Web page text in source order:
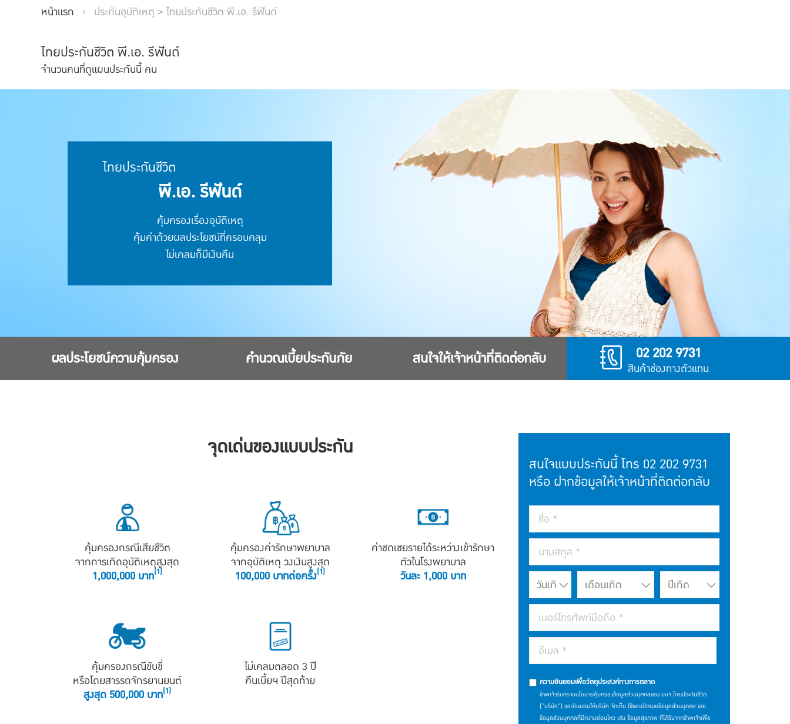
หน้าแรก ประกันอุบัติเหตุ > ไทยประกันชีวิต พี.เอ. รีฟันด์
ไทยประกันชีวิต พี.เอ. รีฟันด์
จำนวนคนที่ดูแผนประกันนี้คน
ไทยประกันชีวิต
พี.เอ. รีฟันด์
คุ้มครองเรื่องอุบัติเหตุ
คุ้มค่าด้วยผลประโยชน์ที่ครอบคลุม
ไม่เคลมก็มีเงินคืน
ผลประโยชน์ความคุ้มครอง คำนวณเบี้ยประกันภัย สนใจให้เจ้าหน้าที่ติดต่อกลับ 02 202 9731
สินค้าช่องทางตัวแทน
จุดเด่นของแบบประกัน
คุ้มครองกรณีเสียชีวิต
จากการเกิดอุบัติเหตุสูงสุด
1,000,000 บาท(1)
คุ้มครองค่ารักษาพยาบาล
จากอุบัติเหตุ วงเงินสูงสุด
100,000 บาทต่อครั้ง(1)
ค่าชดเชยรายได้ระหว่างเข้ารักษา
ตัวในโรงพยาบาล
วันละ 1,000 บาท
คุ้มครองกรณีขับขี่
หรือโดยสารรถจักรยานยนต์
สูงสุด 500,000 บาท(1)
ไม่เคลมตลอด 3 ปี
คืนเบี้ยฯ ปีสุดท้าย
สนใจแบบประกันนี้ โทร 02 202 9731
หรือ ฝากข้อมูลให้เจ้าหน้าที่ติดต่อกลับ
ความยินยอมเพื่อวัตถุประสงค์ทางการตลาด
ข้าพเจ้ารับทราบนโยบายคุ้มครองข้อมูลส่วนบุคคลของ บมจ.ไทยประกันชีวิต
(“บริษัท”) และยินยอมให้บริษัท จัดเก็บ ใช้และเปิดเผยข้อมูลส่วนบุคคล และ
ข้อมูลส่วนบุคคลที่มีความอ่อนไหว เช่น ข้อมูลสุขภาพ ที่ได้รับจากข้าพเจ้าเพื่อ